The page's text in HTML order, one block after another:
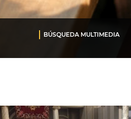
BÚSQUEDA MULTIMEDIA